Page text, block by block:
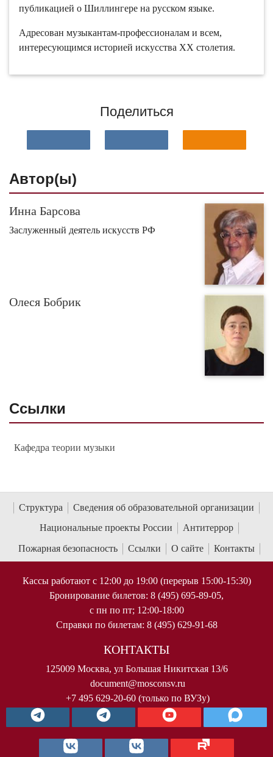
публикацией о Шиллингере на русском языке.
Адресован музыкантам-профессионалам и всем,
интересующимся историей искусства ХХ столетия.
Поделиться
Автор(ы)
Инна Барсова
Заслуженный деятель искусств РФ
Олеся Бобрик
Ссылки
Кафедра теории музыки
Структура
Сведения об образовательной организации
Национальные проекты России
Антитеррор
Пожарная безопасность
Ссылки О сайте Контакты
Кассы работают с 12:00 до 19:00 (перерыв 15:00-15:30)
Бронирование билетов: 8 (495) 695-89-05,
с пн по пт; 12:00-18:00
Справки по билетам: 8 (495) 629-91-68
КОНТАКТЫ
125009 Москва, ул Большая Никитская 13/6
document@mosconsv.ru
+7 495 629-20-60 (только по ВУЗу)